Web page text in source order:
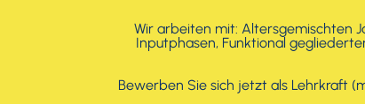
Wir arbeiten mit: Altersgemischten
Inputphasen, Funktional
Bewerben Sie sich jetzt als Lehrkraft